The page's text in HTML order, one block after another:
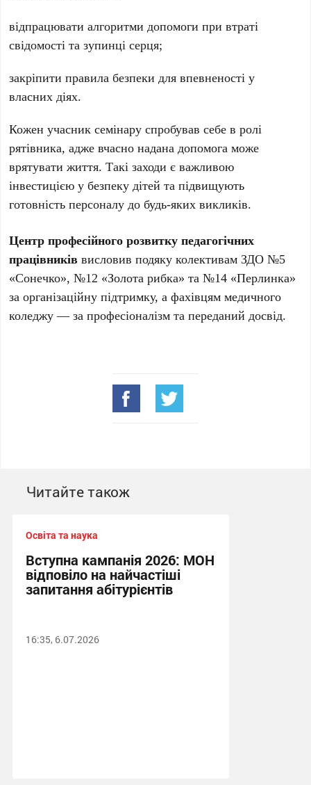
відпрацювати алгоритми допомоги при втраті
свідомості та зупинці серця;
закріпити правила безпеки для впевненості у
власних діях.
Кожен учасник семінару спробував себе в ролі
рятівника, адже вчасно надана допомога може
врятувати життя. Такі заходи є важливою
інвестицією у безпеку дітей та підвищують
готовність персоналу до будь-яких викликів.
Центр професійного розвитку педагогічних
працівників висловив подяку колективам ЗДО №5
«Сонечко», №12 «Золота рибка» та №14 «Перлинка»
за організаційну підтримку, а фахівцям медичного
коледжу — за професіоналізм та переданий досвід.
Читайте також
Освіта та наука
Вступна кампанія 2026: МОН
відповіло на найчастіші
запитання абітурієнтів
16:35, 6.07.2026